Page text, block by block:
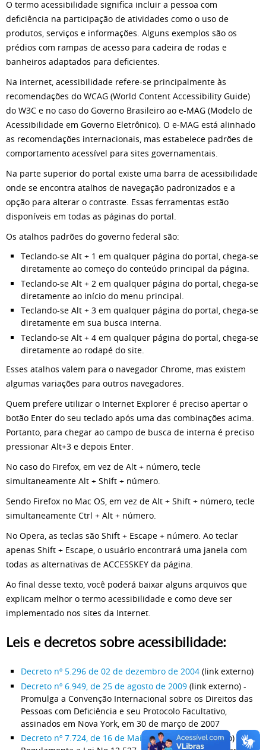
O termo acessibilidade significa incluir a pessoa com
deficiência na participação de atividades como o uso de
produtos, serviços e informações. Alguns exemplos são os
prédios com rampas de acesso para cadeira de rodas e
banheiros adaptados para deficientes.
Na internet, acessibilidade refere-se principalmente às
recomendações do WCAG (World Content Accessibility Guide)
do W3C e no caso do Governo Brasileiro ao e-MAG (Modelo de
Acessibilidade em Governo Eletrônico). O e-MAG está alinhado
as recomendações internacionais, mas estabelece padrões de
comportamento acessível para sites governamentais.
Na parte superior do portal existe uma barra de acessibilidade
onde se encontra atalhos de navegação padronizados e a
opção para alterar o contraste. Essas ferramentas estão
disponíveis em todas as páginas do portal.
Os atalhos padrões do governo federal são:
Teclando-se Alt + 1 em qualquer página do portal, chega-se
diretamente ao começo do conteúdo principal da página.
Teclando-se Alt + 2 em qualquer página do portal, chega-se
diretamente ao início do menu principal.
Teclando-se Alt + 3 em qualquer página do portal, chega-se
diretamente em sua busca interna.
Teclando-se Alt + 4 em qualquer página do portal, chega-se
diretamente ao rodapé do site.
Esses atalhos valem para o navegador Chrome, mas existem
algumas variações para outros navegadores.
Quem prefere utilizar o Internet Explorer é preciso apertar o
botão Enter do seu teclado após uma das combinações acima.
Portanto, para chegar ao campo de busca de interna é preciso
pressionar Alt+3 e depois Enter.
No caso do Firefox, em vez de Alt + número, tecle
simultaneamente Alt + Shift + número.
Sendo Firefox no Mac OS, em vez de Alt + Shift + número, tecle
simultaneamente Ctrl + Alt + número.
No Opera, as teclas são Shift + Escape + número. Ao teclar
apenas Shift + Escape, o usuário encontrará uma janela com
todas as alternativas de ACCESSKEY da página.
Ao final desse texto, você poderá baixar alguns arquivos que
explicam melhor o termo acessibilidade e como deve ser
implementado nos sites da Internet.
Leis e decretos sobre acessibilidade:
Decreto nº 5.296 de 02 de dezembro de 2004 (link externo)
Decreto nº 6.949, de 25 de agosto de 2009 (link externo) -
Promulga a Convenção Internacional sobre os Direitos das
Pessoas com Deficiência e seu Protocolo Facultativo,
assinados em Nova York, em 30 de março de 2007
Decreto nº 7.724, de 16 de Maio de 2012(link externo) -